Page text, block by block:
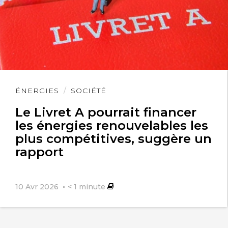
ÉNERGIES SOCIÉTÉ
Le Livret A pourrait financer
les énergies renouvelables les
plus compétitives, suggère un
rapport
10 Avr 2026 < 1 minute
Lire